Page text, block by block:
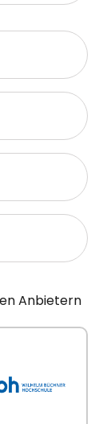
Anbietern